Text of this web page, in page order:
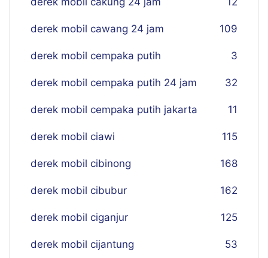
derek mobil cawang 24 jam 109
derek mobil cempaka putih 3
derek mobil cempaka putih 24 jam 32
derek mobil cempaka putih jakarta 11
derek mobil ciawi 115
derek mobil cibinong 168
derek mobil cibubur 162
derek mobil ciganjur 125
derek mobil cijantung 53